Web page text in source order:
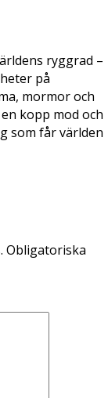
ryggrad –
på
mormor och
kopp mod och
som får världen
Obligatoriska